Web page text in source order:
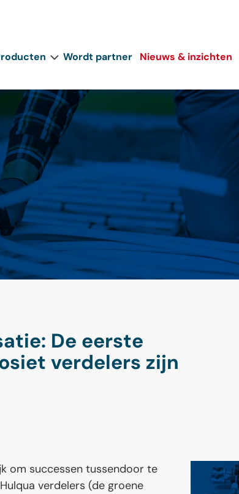
Wordt partner Nieuws & inzichten
De eerste
verdelers zijn
om successen tussendoor te
verdelers (de groene